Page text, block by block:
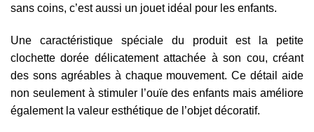
sans coins, c’est aussi un jouet idéal pour les enfants.
Une caractéristique spéciale du produit est la petite
clochette dorée délicatement attachée à son cou, créant
des sons agréables à chaque mouvement. Ce détail aide
non seulement à stimuler l’ouïe des enfants mais améliore
également la valeur esthétique de l’objet décoratif.